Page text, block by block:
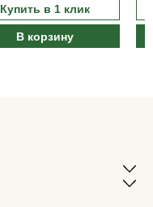
Купить в 1 клик
В корзину